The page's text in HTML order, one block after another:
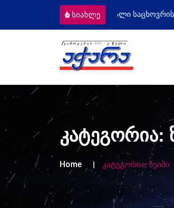
სიახლე
კატეგორია:
Home კატეგორია:ზეიმი